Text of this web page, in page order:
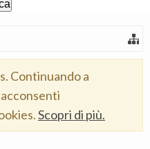
Continuando a
Scopri di più.